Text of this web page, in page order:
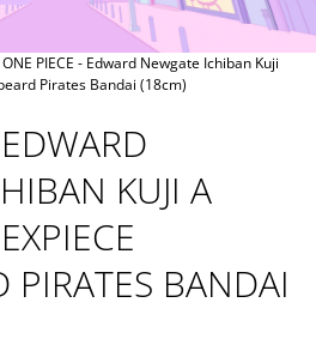
ONE PIECE - Edward Newgate Ichiban Kuji
Pirates Bandai (18cm)
KUJI A
PIRATES BANDAI